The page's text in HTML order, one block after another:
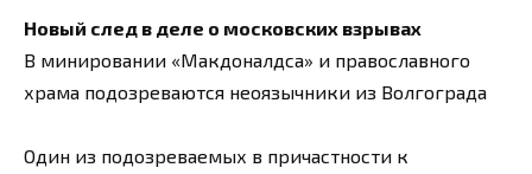
Новый след в деле о московских взрывах
В минировании «Макдоналдса» и православного
храма подозреваются неоязычники из Волгограда
Один из подозреваемых в причастности к